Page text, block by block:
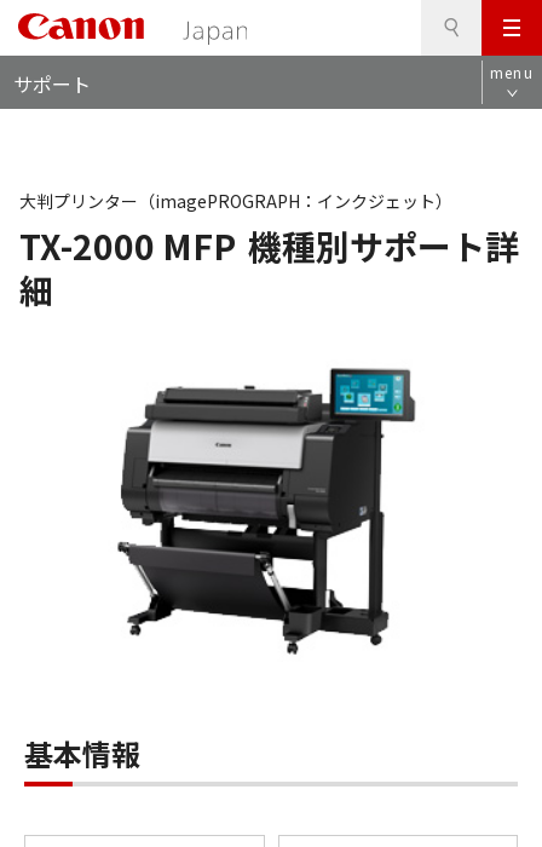
メ
ニ
ュ
サポート menu
TX-2000 MFP 機種別サポート詳
細
大判プリンター（imagePROGRAPH：インクジェット）
基本情報